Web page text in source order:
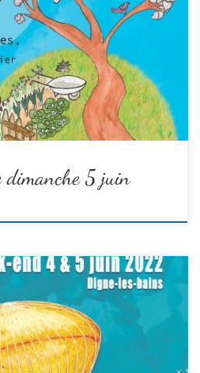
dimanche 5 juin
comme un grand week-end
Solidaire aura lieu le samedi 4 juin